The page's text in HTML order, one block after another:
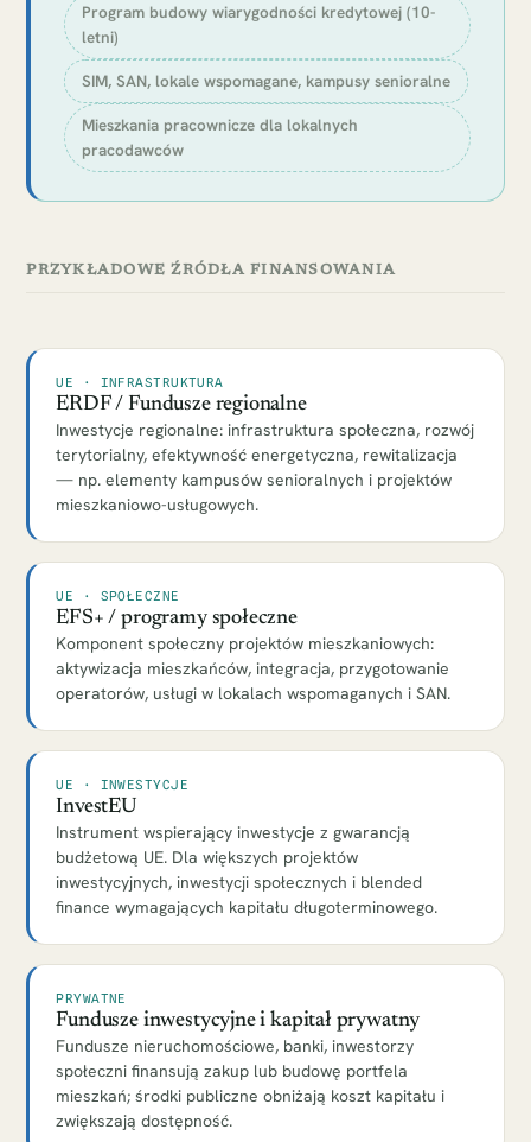
Program budowy wiarygodności kredytowej (10-
letni)
SIM, SAN, lokale wspomagane, kampusy senioralne
Mieszkania pracownicze dla lokalnych
pracodawców
PRZYKŁADOWE ŹRÓDŁA FINANSOWANIA
UE · INFRASTRUKTURA
ERDF / Fundusze regionalne
Inwestycje regionalne: infrastruktura społeczna, rozwój
terytorialny, efektywność energetyczna, rewitalizacja
— np. elementy kampusów senioralnych i projektów
mieszkaniowo-usługowych.
UE · SPOŁECZNE
EFS+ / programy społeczne
Komponent społeczny projektów mieszkaniowych:
aktywizacja mieszkańców, integracja, przygotowanie
operatorów, usługi w lokalach wspomaganych i SAN.
UE · INWESTYCJE
InvestEU
Instrument wspierający inwestycje z gwarancją
budżetową UE. Dla większych projektów
inwestycyjnych, inwestycji społecznych i blended
finance wymagających kapitału długoterminowego.
PRYWATNE
Fundusze inwestycyjne i kapitał prywatny
Fundusze nieruchomościowe, banki, inwestorzy
społeczni finansują zakup lub budowę portfela
mieszkań; środki publiczne obniżają koszt kapitału i
zwiększają dostępność.